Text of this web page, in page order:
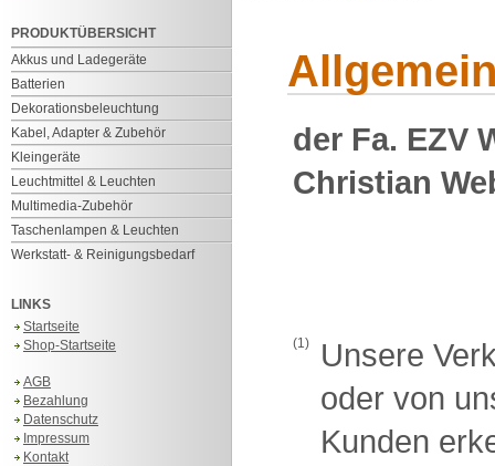
PRODUKTÜBERSICHT
Akkus und Ladegeräte
Batterien
Dekorationsbeleuchtung
Kabel, Adapter & Zubehör
Kleingeräte
Leuchtmittel & Leuchten
Multimedia-Zubehör
Taschenlampen & Leuchten
Werkstatt- & Reinigungsbedarf
LINKS
Startseite
Shop-Startseite
AGB
Bezahlung
Datenschutz
Impressum
Kontakt
der Fa. EZV
Christian
(1)
Unsere
oder von
Kunden